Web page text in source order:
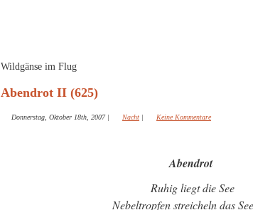
Wildgänse im Flug
Abendrot II (625)
Donnerstag, Oktober 18th, 2007| Nacht | Keine Kommentare
Abendrot
Ruhig liegt die See
Nebeltropfen streicheln das